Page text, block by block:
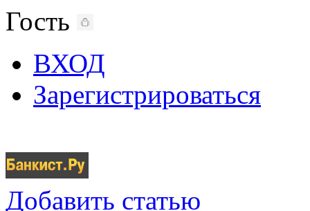
Гость
ВХОД
Зарегистрироваться
Добавить статью